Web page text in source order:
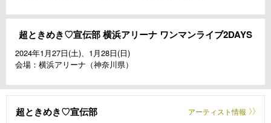
超ときめき♡宣伝部 横浜アリーナ ワンマンライブ2DAYS
2024年1月27日(土)、1月28日(日)
会場：横浜アリーナ（神奈川県）
超ときめき♡宣伝部 アーティスト情報